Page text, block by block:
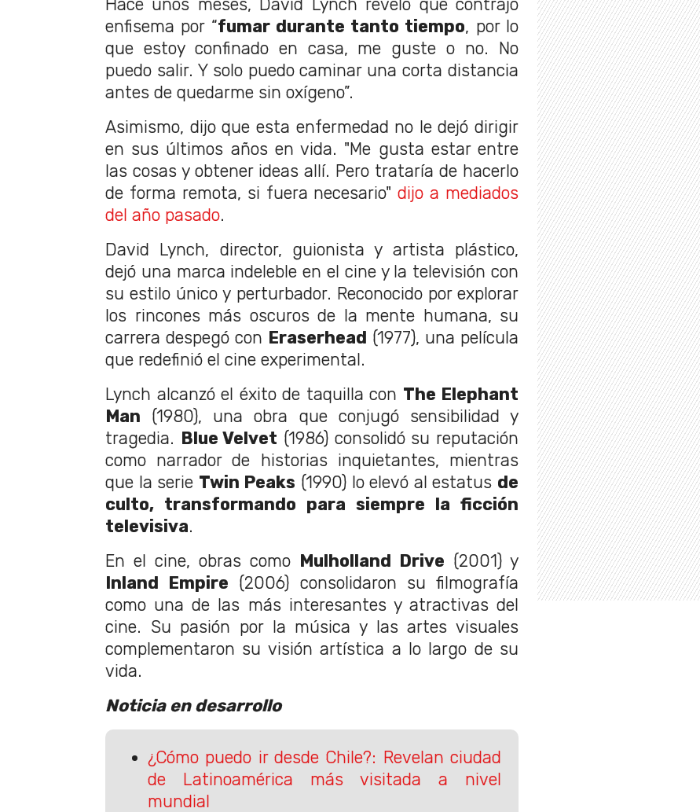
Hace unos meses, David Lynch reveló que contrajo
enfisema por “fumar durante tanto tiempo, por lo
que estoy confinado en casa, me guste o no. No
puedo salir. Y solo puedo caminar una corta distancia
antes de quedarme sin oxígeno”.
Asimismo, dijo que esta enfermedad no le dejó dirigir
en sus últimos años en vida. "Me gusta estar entre
las cosas y obtener ideas allí. Pero trataría de hacerlo
de forma remota, si fuera necesario"dijo a mediados
del año pasado.
David Lynch, director, guionista y artista plástico,
dejó una marca indeleble en el cine y la televisión con
su estilo único y perturbador. Reconocido por explorar
los rincones más oscuros de la mente humana, su
carrera despegó con Eraserhead (1977), una película
que redefinió el cine experimental.
Lynch alcanzó el éxito de taquilla con The Elephant
Man (1980), una obra que conjugó sensibilidad y
tragedia. Blue Velvet (1986) consolidó su reputación
como narrador de historias inquietantes, mientras
que la serie Twin Peaks (1990) lo elevó al estatus de
culto, transformando para siempre la ficción
televisiva.
En el cine, obras como Mulholland Drive (2001) y
Inland Empire (2006) consolidaron su filmografía
como una de las más interesantes y atractivas del
cine. Su pasión por la música y las artes visuales
complementaron su visión artística a lo largo de su
vida.
Noticia en desarrollo
¿Cómo puedo ir desde Chile?: Revelan ciudad
de Latinoamérica más visitada a nivel
mundial